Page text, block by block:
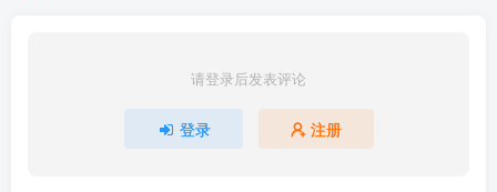
请登录后发表评论
登录 注册